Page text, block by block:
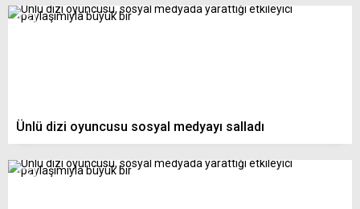
Ünlü dizi oyuncusu sosyal medyayı salladı